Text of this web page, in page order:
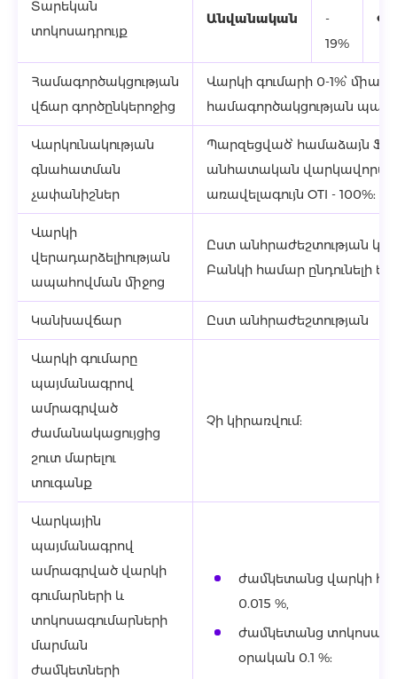
Տարեկան
տոկոսադրույք
Անվանական
-
19%
Համագործակցության
վճար գործընկերոջից
Վարկի գումարի 0-1%՝
համագործակցության
Վարկունակության
գնահատման
չափանիշներ
Պարզեցված՝ համաձայն
անհատական
առավելագույն OTI - 100%:
Վարկի
վերադարձելիության
ապահովման միջոց
Ըստ անհրաժեշտության
Բանկի համար ընդունելի
Կանխավճար Ըստ անհրաժեշտության
Վարկի գումարը
պայմանագրով
ամրագրված
ժամանակացույցից
շուտ մարելու
տուգանք
Չի կիրառվում:
Վարկային
պայմանագրով
ամրագրված վարկի
գումարների և
տոկոսագումարների
մարման
ժամկետների
ժամկետանց վարկի
0.015 %,
ժամկետանց
օրական 0.1 %: